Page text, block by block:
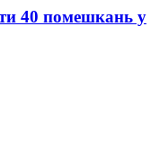
40 помешкань у